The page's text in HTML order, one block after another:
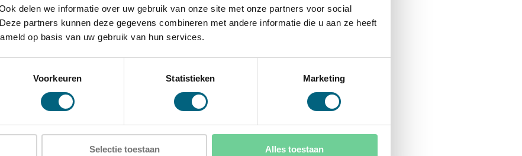
delen we informatie over uw gebruik van onze site met onze partners voor social
partners kunnen deze gegevens combineren met andere informatie die u aan ze heeft
op basis van uw gebruik van hun services.
Voorkeuren Statistieken Marketing
Selectie toestaan Alles toestaan
in de achterwand